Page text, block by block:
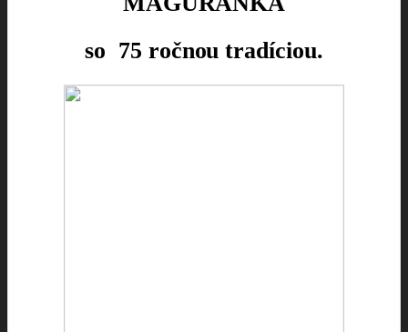
so 75 ročnou tradíciou.